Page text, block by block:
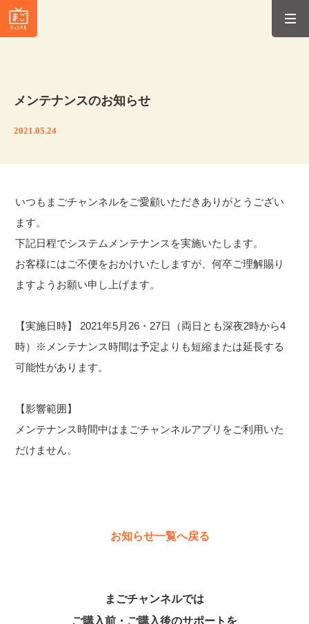
メンテナンスのお知らせ
2021.05.24
いつもまごチャンネルをご愛顧いただきありがとうござい
ます。
下記日程でシステムメンテナンスを実施いたします。
お客様にはご不便をおかけいたしますが、何卒ご理解賜り
ますようお願い申し上げます。
【実施日時】 2021年5月26・27日（両日とも深夜2時から4
時）※メンテナンス時間は予定よりも短縮または延長する
可能性があります。
【影響範囲】
メンテナンス時間中はまごチャンネルアプリをご利用いた
だけません。
お知らせ一覧へ戻る
まごチャンネルでは
ご購入前・ご購入後のサポートを